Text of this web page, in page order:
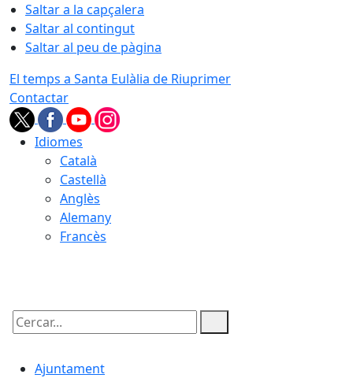
Saltar a la capçalera
Saltar al contingut
Saltar al peu de pàgina
El temps a Santa Eulàlia de Riuprimer
Contactar
Idiomes
Català
Castellà
Anglès
Alemany
Francès
Cercar:
Ajuntament